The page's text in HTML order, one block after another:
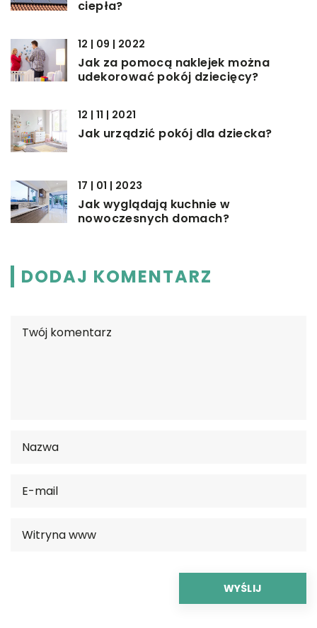
ciepła?
12 | 09 | 2022
Jak za pomocą naklejek można
udekorować pokój dziecięcy?
12 | 11 | 2021
Jak urządzić pokój dla dziecka?
17 | 01 | 2023
Jak wyglądają kuchnie w
nowoczesnych domach?
DODAJ KOMENTARZ